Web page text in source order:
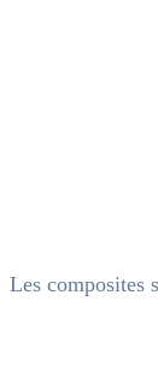
Les composites